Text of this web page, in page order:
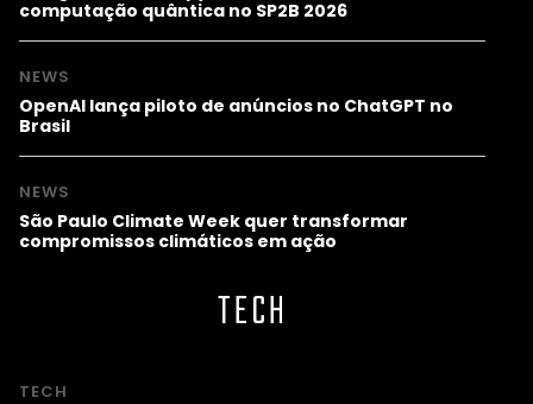
computação quântica no SP2B 2026
NEWS
OpenAI lança piloto de anúncios no ChatGPT no
Brasil
NEWS
São Paulo Climate Week quer transformar
compromissos climáticos em ação
TECH
TECH